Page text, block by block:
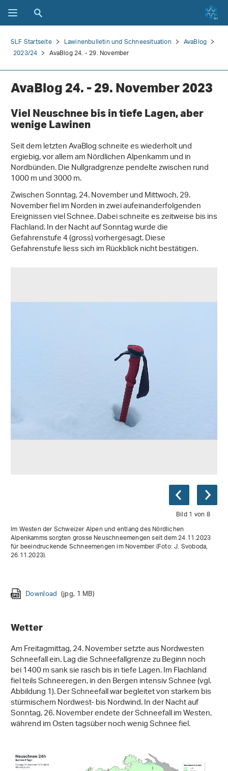
SLF Startseite Lawinenbulletin und Schneesituation
AvaBlog
2023/24
AvaBlog 24. - 29. November
AvaBlog 24. - 29. November 2023
Viel Neuschnee bis in tiefe Lagen, aber
wenige Lawinen
Seit dem letzten AvaBlog schneite es wiederholt und
ergiebig, vor allem am Nördlichen Alpenkamm und in
Nordbünden. Die Nullgradgrenze pendelte zwischen rund
1000 m und 3000 m.
Zwischen Sonntag, 24. November und Mittwoch, 29.
November fiel im Norden in zwei aufeinanderfolgenden
Ereignissen viel Schnee. Dabei schneite es zeitweise bis ins
Flachland. In der Nacht auf Sonntag wurde die
Gefahrenstufe 4 (gross) vorhergesagt. Diese
Gefahrenstufe liess sich im Rückblick nicht bestätigen.
Bild 1 von 8
Im Westen der Schweizer Alpen und entlang des Nördlichen
Alpenkamms sorgten grosse Neuschneemengen seit dem 24.11.2023
für beeindruckende Schneemengen im November (Foto: J. Svoboda,
26.11.2023).
Download (jpg, 1 MB)
Download (jpg, 2 MB)
Download (jpg, 2 MB)
Download (jpg, 2 MB)
Download (jpg, 1 MB)
Download (jpg, 2 MB)
Wetter
Am Freitagmittag, 24. November setzte aus Nordwesten
Schneefall ein. Lag die Schneefallgrenze zu Beginn noch
bei 1400 m sank sie rasch bis in tiefe Lagen. Im Flachland
fiel teils Schneeregen, in den Bergen intensiv Schnee (vgl.
Abbildung 1). Der Schneefall war begleitet von starkem bis
stürmischem Nordwest- bis Nordwind. In der Nacht auf
Sonntag, 26. November endete der Schneefall im Westen,
während im Osten tagsüber noch wenig Schnee fiel.